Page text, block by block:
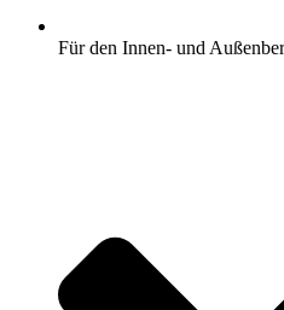
Für den Innen- und